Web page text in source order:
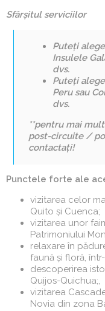
Sfârșitul serviciilor
Puteți
Insulele
dvs.
Puteți
Peru sau
dvs.
**pentru mai
post-circuite /
contactați!
Punctele forte ale
vizitarea celor
Quito și Cuenca;
vizitarea unor
Patrimoniului
relaxare în
faună și floră,
descoperirea
Quijos-Quichua;,
vizitarea
Novia din zona